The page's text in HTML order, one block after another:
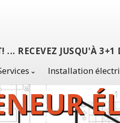
RECEVEZ JUSQU'À
Installation